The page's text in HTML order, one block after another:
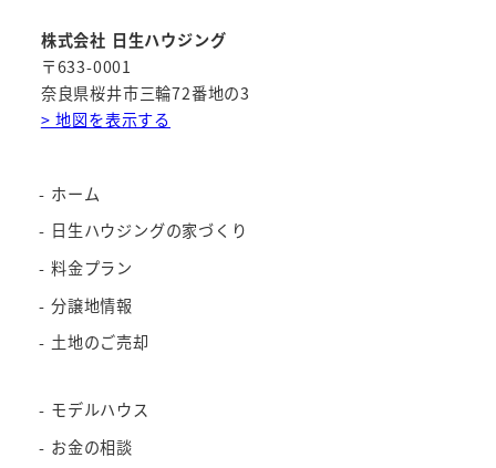
株式会社 日生ハウジング
〒633-0001
奈良県桜井市三輪72番地の3
> 地図を表示する
ホーム
日生ハウジングの家づくり
料金プラン
分譲地情報
土地のご売却
モデルハウス
お金の相談